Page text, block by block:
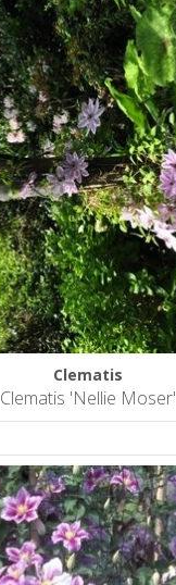
Clematis
Clematis 'Nellie Moser'